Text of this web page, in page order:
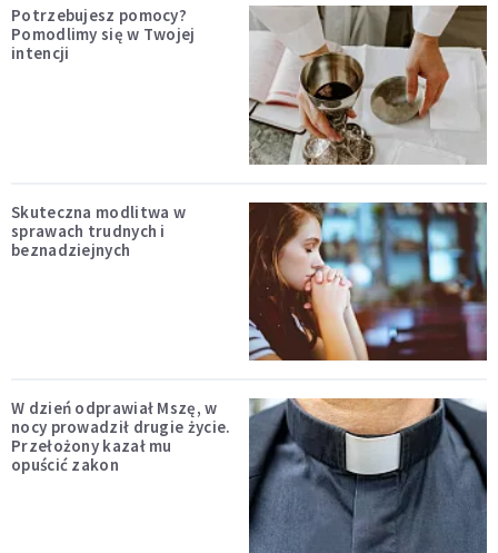
Potrzebujesz pomocy?
Pomodlimy się w Twojej
intencji
Skuteczna modlitwa w
sprawach trudnych i
beznadziejnych
W dzień odprawiał Mszę, w
nocy prowadził drugie życie.
Przełożony kazał mu
opuścić zakon